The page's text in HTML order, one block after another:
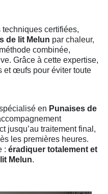
techniques certifiées,
de lit Melun par chaleur,
combinée,
Grâce à cette expertise,
et œufs pour éviter toute
en Punaises de
jusqu’au traitement final,
les premières heures.
: éradiquer totalement et
Melun.